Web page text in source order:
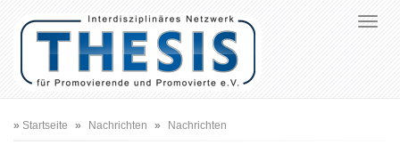
Pfadnavigation
Startseite Nachrichten Nachrichten